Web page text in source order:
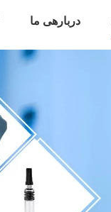
دربارهی ما